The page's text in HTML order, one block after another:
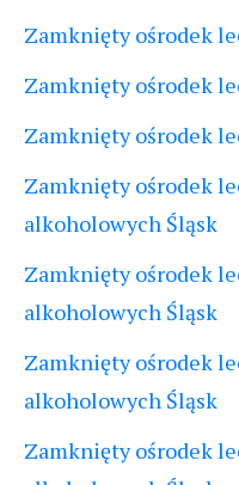
Zamknięty ośrodek
Zamknięty ośrodek
Zamknięty ośrodek
Zamknięty ośrodek
alkoholowych Śląsk
Zamknięty ośrodek
alkoholowych Śląsk
Zamknięty ośrodek
alkoholowych Śląsk
Zamknięty ośrodek